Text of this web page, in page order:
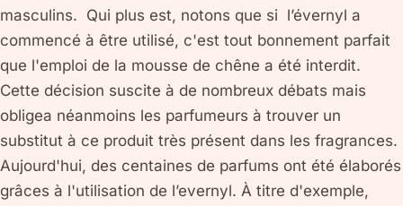
masculins. Qui plus est, notons que si l’évernyl a
commencé à être utilisé, c'est tout bonnement parfait
que l'emploi de la mousse de chêne a été interdit.
Cette décision suscite à de nombreux débats mais
obligea néanmoins les parfumeurs à trouver un
substitut à ce produit très présent dans les fragrances.
Aujourd'hui, des centaines de parfums ont été élaborés
grâces à l'utilisation de l’evernyl. À titre d'exemple,